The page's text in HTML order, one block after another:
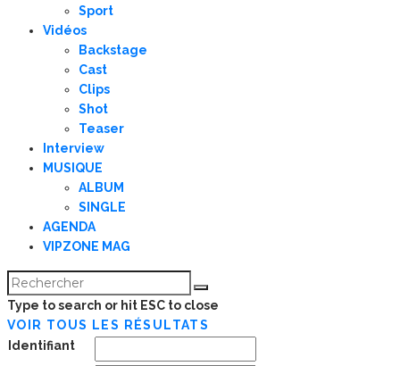
Sport
Vidéos
Backstage
Cast
Clips
Shot
Teaser
Interview
MUSIQUE
ALBUM
SINGLE
AGENDA
VIPZONE MAG
Type to search or hit ESC to close
VOIR TOUS LES RÉSULTATS
Identifiant